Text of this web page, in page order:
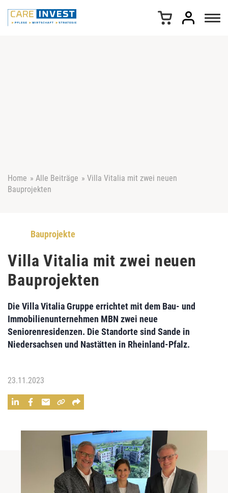
Home » Alle Beiträge » Villa Vitalia mit zwei neuen
Bauprojekten
Bauprojekte
Villa Vitalia mit zwei neuen
Bauprojekten
Die Villa Vitalia Gruppe errichtet mit dem Bau- und
Immobilienunternehmen MBN zwei neue
Seniorenresidenzen. Die Standorte sind Sande in
Niedersachsen und Nastätten in Rheinland-Pfalz.
23.11.2023